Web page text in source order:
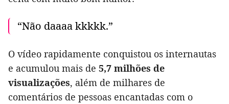
“Não daaaa kkkkk.”
O vídeo rapidamente conquistou os internautas
e acumulou mais de 5,7 milhões de
visualizações, além de milhares de
comentários de pessoas encantadas com o